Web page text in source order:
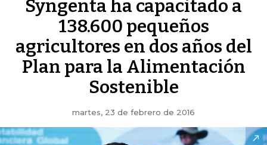
Syngenta ha capacitado a
138.600 pequeños
agricultores en dos años del
Plan para la Alimentación
Sostenible
martes, 23 de febrero de 2016